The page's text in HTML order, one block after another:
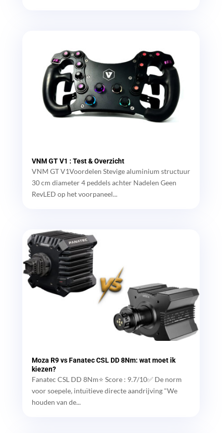
VNM GT V1 : Test & Overzicht
VNM GT V1Voordelen Stevige aluminium structuur
30 cm diameter 4 peddels achter Nadelen Geen
RevLED op het voorpaneel...
Moza R9 vs Fanatec CSL DD 8Nm: wat moet ik
kiezen?
Fanatec CSL DD 8Nm⭐ Score : 9.7/10✅ De norm
voor soepele, intuïtieve directe aandrijving "We
houden van de...